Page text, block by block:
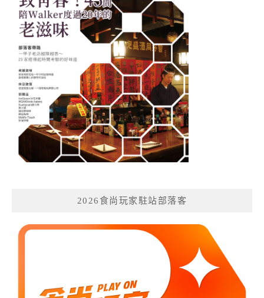
2026食尚玩家駐站部落客